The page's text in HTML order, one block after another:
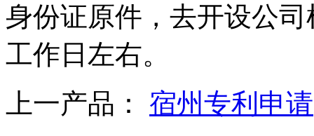
身份证原件，去开设公
工作日左右。
上一产品： 宿州专利申请